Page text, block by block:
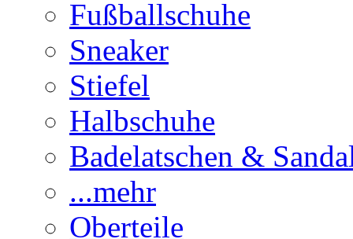
Fußballschuhe
Sneaker
Stiefel
Halbschuhe
Badelatschen &
...mehr
Oberteile